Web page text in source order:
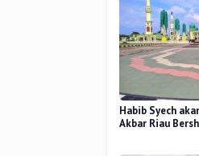
Habib Syech
Akbar Riau